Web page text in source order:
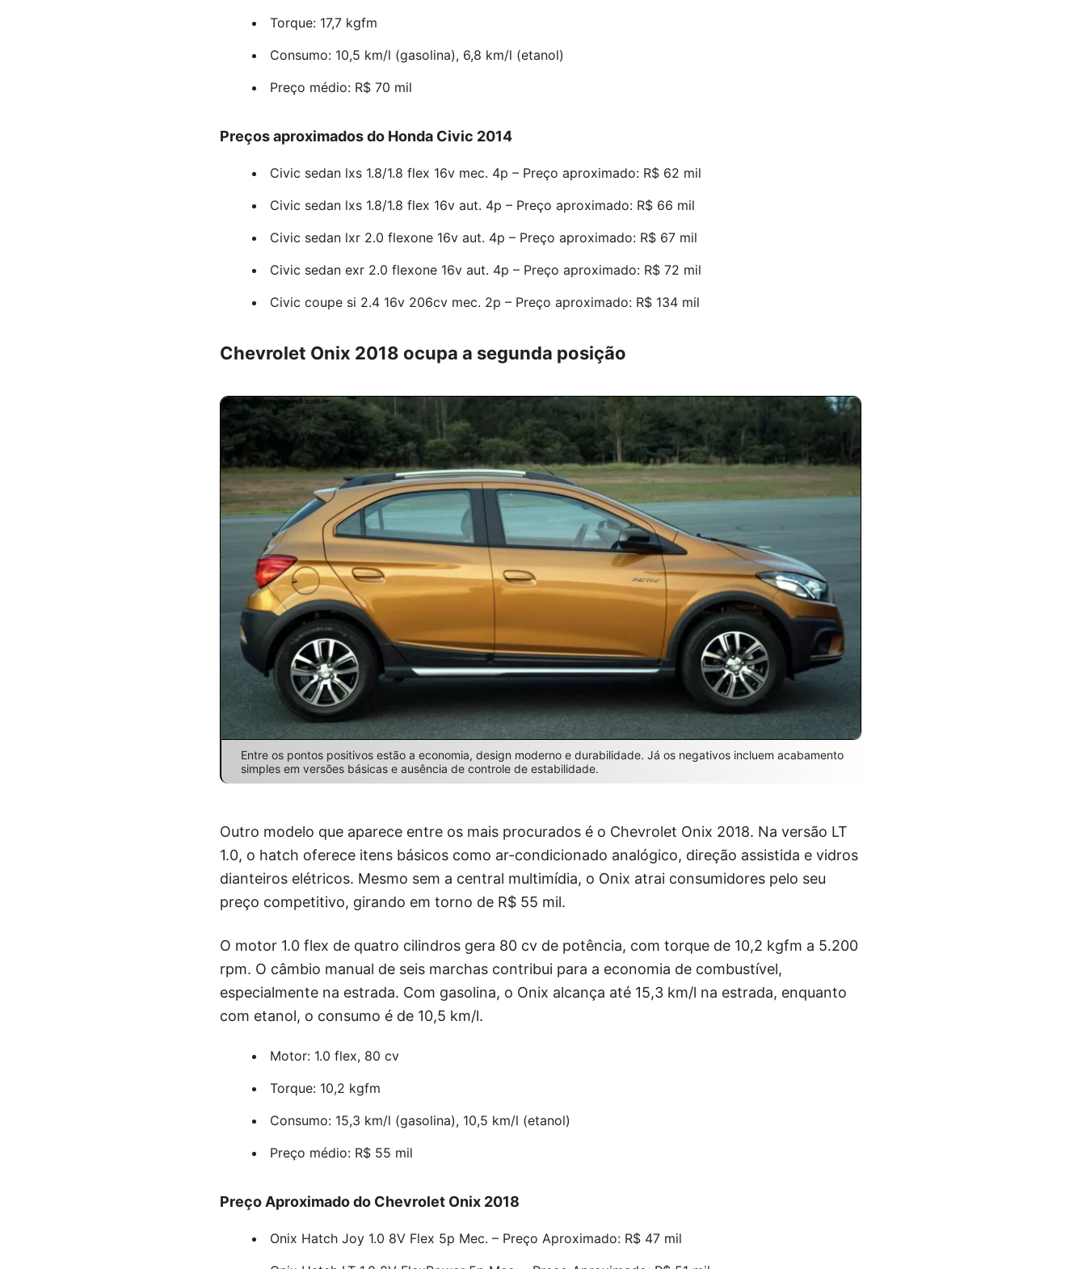
Torque: 17,7 kgfm
Consumo: 10,5 km/l (gasolina), 6,8 km/l (etanol)
Preço médio: R$ 70 mil
Preços aproximados do Honda Civic 2014
Civic sedan lxs 1.8/1.8 flex 16v mec. 4p – Preço aproximado: R$ 62 mil
Civic sedan lxs 1.8/1.8 flex 16v aut. 4p – Preço aproximado: R$ 66 mil
Civic sedan lxr 2.0 flexone 16v aut. 4p – Preço aproximado: R$ 67 mil
Civic sedan exr 2.0 flexone 16v aut. 4p – Preço aproximado: R$ 72 mil
Civic coupe si 2.4 16v 206cv mec. 2p – Preço aproximado: R$ 134 mil
Chevrolet Onix 2018 ocupa a segunda posição
Entre os pontos positivos estão a economia, design moderno e durabilidade. Já os negativos incluem acabamento
simples em versões básicas e ausência de controle de estabilidade.
Outro modelo que aparece entre os mais procurados é o Chevrolet Onix 2018. Na versão LT
1.0, o hatch oferece itens básicos como ar-condicionado analógico, direção assistida e vidros
dianteiros elétricos. Mesmo sem a central multimídia, o Onix atrai consumidores pelo seu
preço competitivo, girando em torno de R$ 55 mil.
O motor 1.0 flex de quatro cilindros gera 80 cv de potência, com torque de 10,2 kgfm a 5.200
rpm. O câmbio manual de seis marchas contribui para a economia de combustível,
especialmente na estrada. Com gasolina, o Onix alcança até 15,3 km/l na estrada, enquanto
com etanol, o consumo é de 10,5 km/l.
Motor: 1.0 flex, 80 cv
Torque: 10,2 kgfm
Consumo: 15,3 km/l (gasolina), 10,5 km/l (etanol)
Preço médio: R$ 55 mil
Preço Aproximado do Chevrolet Onix 2018
Onix Hatch Joy 1.0 8V Flex 5p Mec. – Preço Aproximado: R$ 47 mil